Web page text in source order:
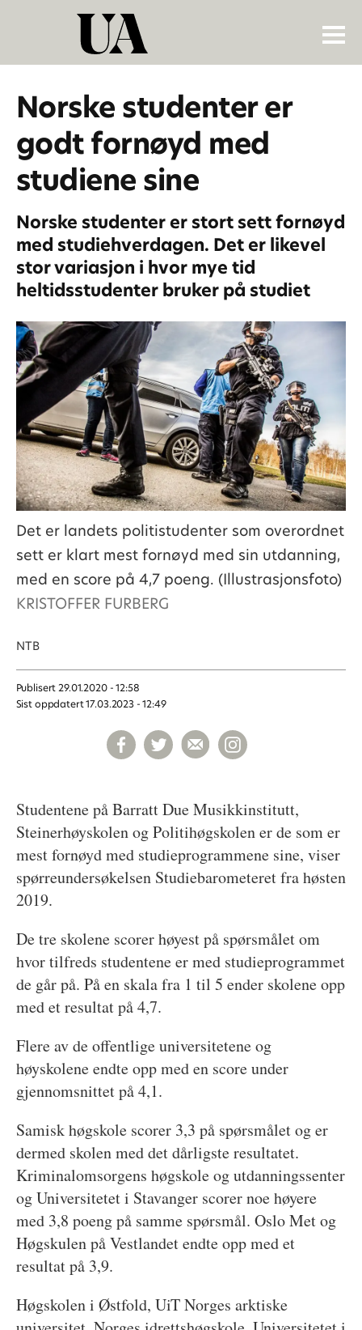
Norske studenter er
godt fornøyd med
studiene sine
Norske studenter er stort sett fornøyd
med studiehverdagen. Det er likevel
stor variasjon i hvor mye tid
heltidsstudenter bruker på studiet
Det er landets politistudenter som overordnet
sett er klart mest fornøyd med sin utdanning,
med en score på 4,7 poeng. (Illustrasjonsfoto)
KRISTOFFER FURBERG
NTB
Publisert 29.01.2020 - 12:58
Sist oppdatert 17.03.2023 - 12:49
Studentene på Barratt Due Musikkinstitutt,
Steinerhøyskolen og Politihøgskolen er de som er
mest fornøyd med studieprogrammene sine, viser
spørreundersøkelsen Studiebarometeret fra høsten
2019.
De tre skolene scorer høyest på spørsmålet om
hvor tilfreds studentene er med studieprogrammet
de går på. På en skala fra 1 til 5 ender skolene opp
med et resultat på 4,7.
Flere av de offentlige universitetene og
høyskolene endte opp med en score under
gjennomsnittet på 4,1.
Samisk høgskole scorer 3,3 på spørsmålet og er
dermed skolen med det dårligste resultatet.
Kriminalomsorgens høgskole og utdanningssenter
og Universitetet i Stavanger scorer noe høyere
med 3,8 poeng på samme spørsmål. Oslo Met og
Høgskulen på Vestlandet endte opp med et
resultat på 3,9.
Høgskolen i Østfold, UiT Norges arktiske